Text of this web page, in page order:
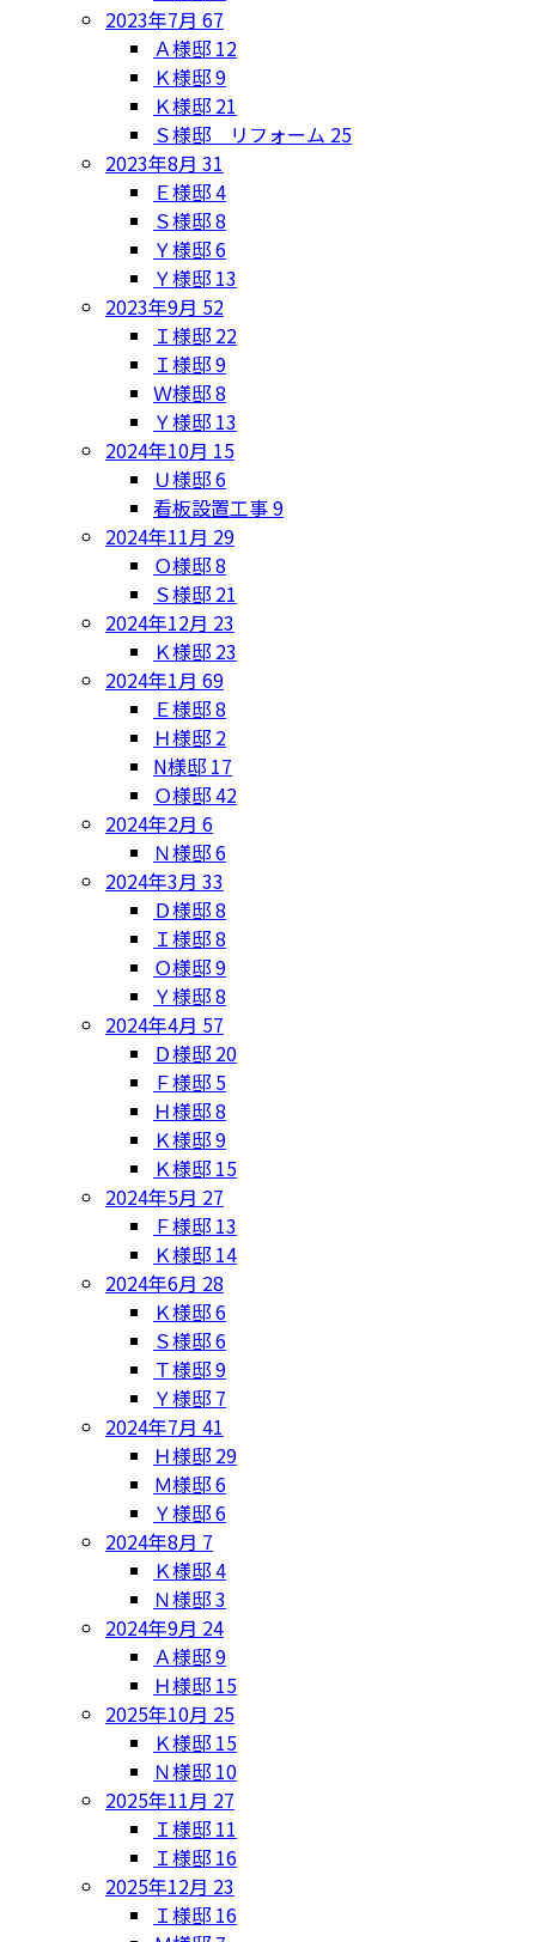
2023年7月 67
Ａ様邸 12
Ｋ様邸9
Ｋ様邸 21
Ｓ様邸 リフォーム 25
2023年8月 31
Ｅ様邸4
Ｓ様邸8
Ｙ様邸6
Ｙ様邸 13
2023年9月 52
Ｉ様邸 22
Ｉ様邸9
Ｗ様邸8
Ｙ様邸 13
2024年10月 15
Ｕ様邸6
看板設置工事9
2024年11月 29
Ｏ様邸8
Ｓ様邸 21
2024年12月 23
Ｋ様邸 23
2024年1月 69
Ｅ様邸8
Ｈ様邸 2
N様邸 17
Ｏ様邸42
2024年2月 6
Ｎ様邸6
2024年3月 33
Ｄ様邸8
Ｉ様邸8
Ｏ様邸9
Ｙ様邸8
2024年4月 57
Ｄ様邸 20
Ｆ様邸 5
Ｈ様邸8
Ｋ様邸9
Ｋ様邸 15
2024年5月 27
Ｆ様邸 13
Ｋ様邸 14
2024年6月 28
Ｋ様邸6
Ｓ様邸6
Ｔ様邸9
Ｙ様邸 7
2024年7月 41
Ｈ様邸 29
Ｍ様邸6
Ｙ様邸6
2024年8月 7
Ｋ様邸4
Ｎ様邸3
2024年9月 24
Ａ様邸9
Ｈ様邸 15
2025年10月 25
Ｋ様邸 15
Ｎ様邸 10
2025年11月 27
Ｉ様邸 11
Ｉ様邸 16
2025年12月 23
Ｉ様邸 16